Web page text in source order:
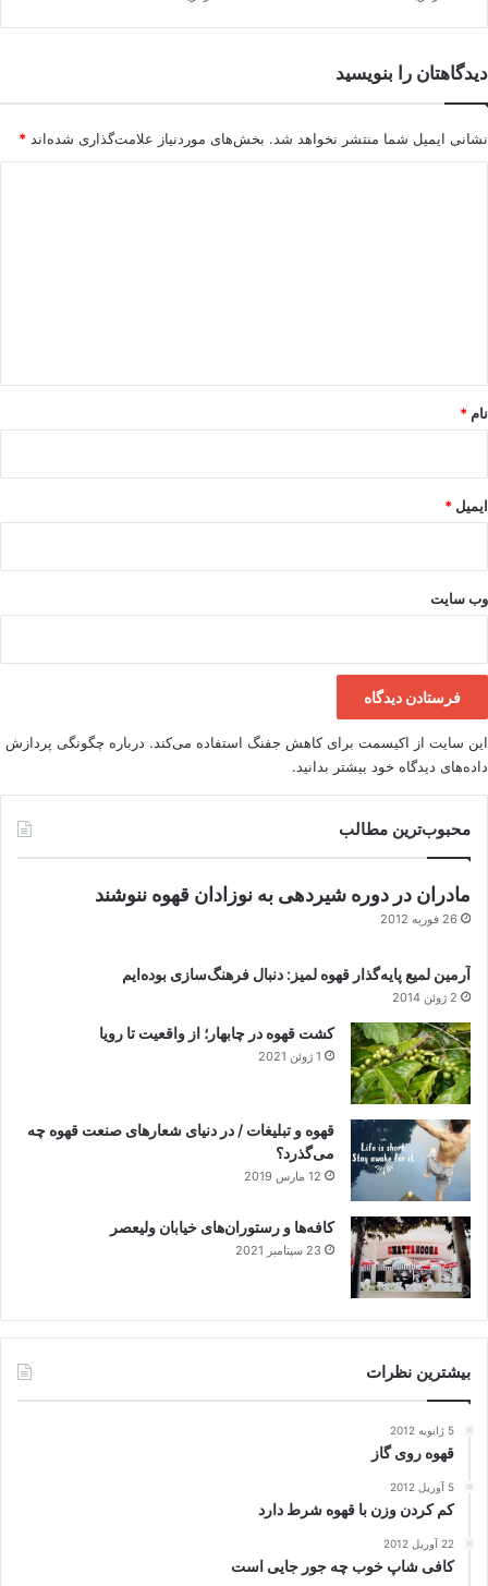
ن
ل
ب
ی
دیدگاهتان را بنویسید
نشانی ایمیل شما منتشر نخواهد شد. بخش‌های موردنیاز علامت‌گذاری شده‌اند *
نام *
ایمیل *
وب‌ سایت
این سایت از اکیسمت برای کاهش جفنگ استفاده می‌کند. درباره چگونگی پردازش
داده‌های دیدگاه خود بیشتر بدانید.
محبوب‌ترین مطالب
مادران در دوره شیردهی به نوزادان قهوه ننوشند
26 فوریه 2012
آرمین لمیع پایه‌گذار قهوه لمیز: دنبال فرهنگ‌سازی بوده‌ایم
2 ژوئن 2014
کشت قهوه در چابهار؛ از واقعیت تا رویا
1 ژوئن 2021
قهوه و تبلیغات / در دنیای شعارهای صنعت قهوه چه
می‌گذرد؟
12 مارس 2019
کافه‌ها و رستوران‌های خیابان ولیعصر
23 سپتامبر 2021
بیشترین نظرات
5 ژانویه 2012
قهوه روی گاز
5 آوریل 2012
کم کردن وزن با قهوه شرط دارد
22 آوریل 2012
کافی‌ شاپ خوب چه جور جایی است